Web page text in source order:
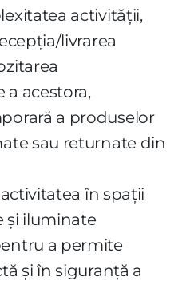
activităţii,
livrarea
a acestora,
a produselor
sau returnate din
în spaţii
şi iluminate
a permite
şi în siguranţă a